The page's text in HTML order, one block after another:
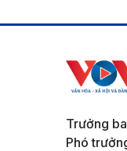
Trưởng
Phó